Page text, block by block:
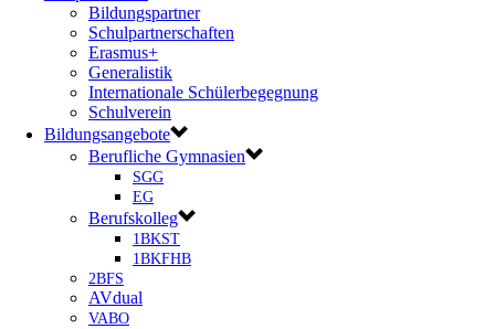
Bildungspartner
Schulpartnerschaften
Erasmus+
Generalistik
Internationale Schülerbegegnung
Schulverein
Bildungsangebote
Berufliche Gymnasien
SGG
EG
Berufskolleg
1BKST
1BKFHB
2BFS
AVdual
VABO